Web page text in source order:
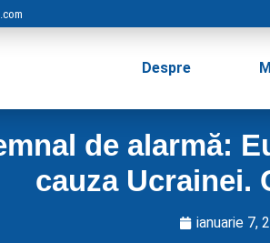
Despre
de alarmă:
cauza Ucrainei.
ianuarie 7,